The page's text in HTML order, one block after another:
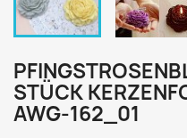
STÜCK
AWG-162_01